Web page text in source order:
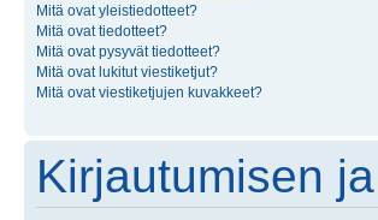
Mitä ovat yleistiedotteet?
Mitä ovat tiedotteet?
Mitä ovat pysyvät tiedotteet?
Mitä ovat lukitut viestiketjut?
Mitä ovat viestiketjujen kuvakkeet?
Kirjautumisen